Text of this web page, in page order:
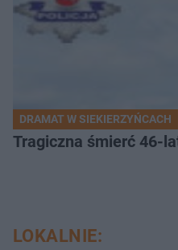
DRAMAT W SIEKIERZYŃCACH
Tragiczna śmierć 46-
LOKALNIE: